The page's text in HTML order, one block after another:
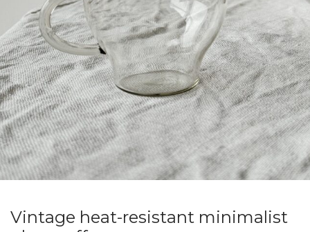
Vintage heat-resistant minimalist